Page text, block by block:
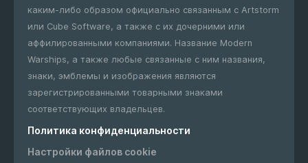
каким-либо образом официально связанным с Artstorm
или Cube Software, а также с их дочерними или
аффилированными компаниями. Название Modern
Warships, а также любые связанные с ним названия,
знаки, эмблемы и изображения являются
зарегистрированными товарными знаками
соответствующих владельцев.
Политика конфиденциальности
Настройки файлов cookie